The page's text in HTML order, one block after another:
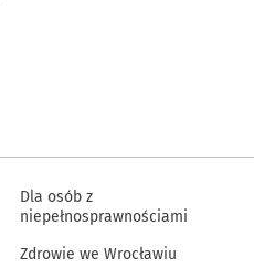
Dla osób z
niepełnosprawnościami
Zdrowie we Wrocławiu